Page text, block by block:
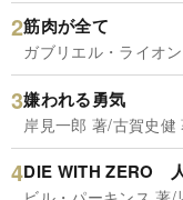
筋肉が全て
ガブリエル・ライオ
嫌われる勇気
岸見一郎 著/古賀史健
DIE WITH ZERO